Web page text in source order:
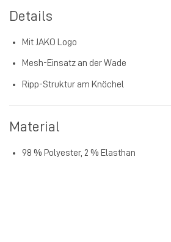
Details
Mit JAKO Logo
Mesh-Einsatz an der Wade
Ripp-Struktur am Knöchel
Material
98 % Polyester, 2 % Elasthan